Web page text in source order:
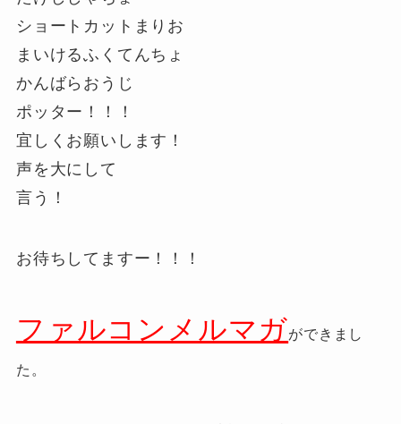
ショートカットまりお
まいけるふくてんちょ
かんばらおうじ
ポッター！！！
宜しくお願いします！
声を大にして
言う！
お待ちしてますー！！！
ファルコンメルマガができまし
た。